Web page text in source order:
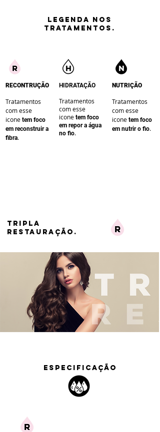
LEGENDA nos
tratamentos.
RECONTRUÇÃO
Tratamentos
com esse
icone tem foco
em reconstruir a
fibra.
HIDRATAÇÃO
Tratamentos
com esse
icone tem foco
em repor a água
no fio.
NUTRIÇÃO
Tratamentos
com esse
icone tem foco
em nutrir o fio.
TRIPLA
RESTAURAÇÃO.
ESPECIFICAÇÃO